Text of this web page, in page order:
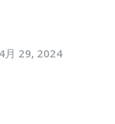
4月 29, 2024